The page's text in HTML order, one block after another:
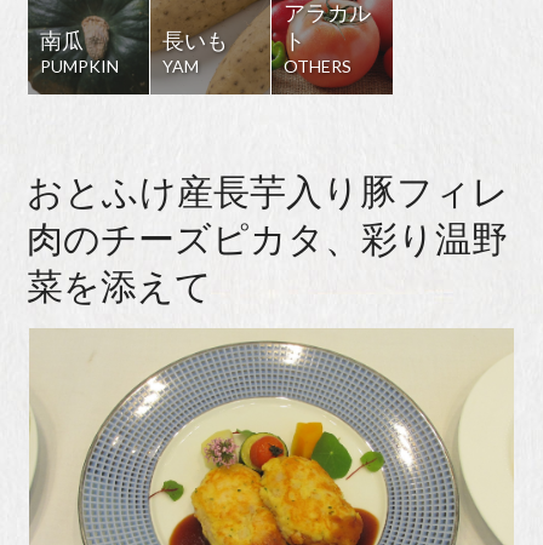
南瓜
PUMPKIN
長いも
YAM
アラカル
ト
OTHERS
おとふけ産長芋入り豚フィレ
肉のチーズピカタ、彩り温野
菜を添えて